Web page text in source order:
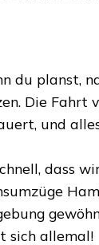
du planst,
Die Fahrt
und
dass
sich allemal!